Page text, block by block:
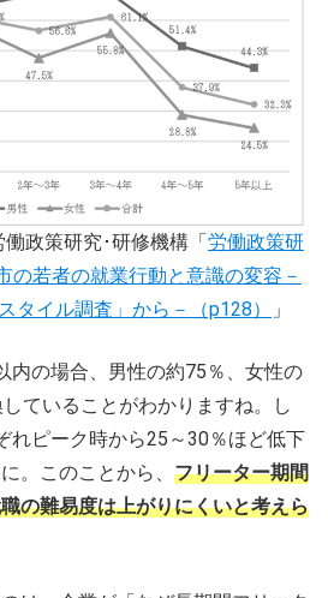
政策研究･研修機構「 労働政策研
の若者の就業行動と意識の変容－
タイル調査」から－（p128）
」
内の場合、男性の約75％、女性の
ていることがわかりますね。し
れピーク時から25～30％ほど低下
。このことから、 フリーター期間
の難易度は上がりにくいと考えら